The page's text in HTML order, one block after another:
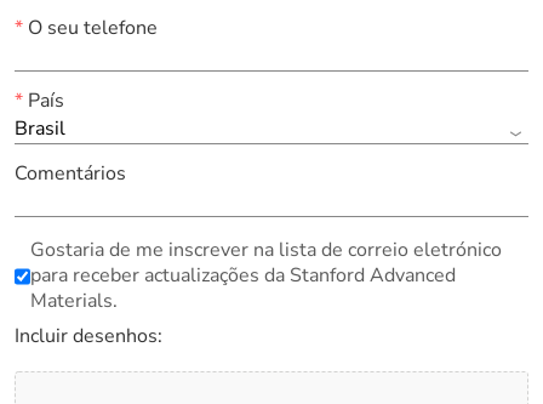
*O seu telefone
*País
Brasil
Comentários
Gostaria de me inscrever na lista de correio eletrónico
para receber actualizações da Stanford Advanced
Materials.
Incluir desenhos: